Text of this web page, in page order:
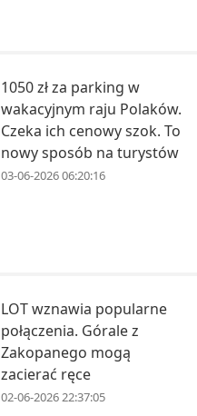
1050 zł za parking w
wakacyjnym raju Polaków.
Czeka ich cenowy szok. To
nowy sposób na turystów
03-06-2026 06:20:16
LOT wznawia popularne
połączenia. Górale z
Zakopanego mogą
zacierać ręce
02-06-2026 22:37:05